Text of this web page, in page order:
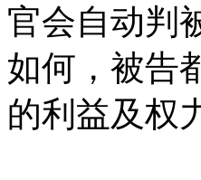
官会自动判
如何，被告
的利益及权